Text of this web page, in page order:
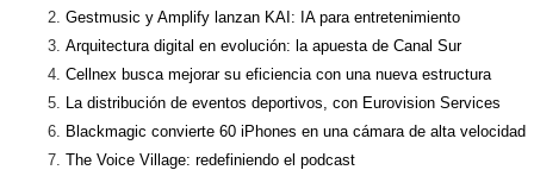
Gestmusic y Amplify lanzan KAI: IA para entretenimiento
Arquitectura digital en evolución: la apuesta de Canal Sur
Cellnex busca mejorar su eficiencia con una nueva estructura
La distribución de eventos deportivos, con Eurovision Services
Blackmagic convierte 60 iPhones en una cámara de alta velocidad
The Voice Village: redefiniendo el podcast